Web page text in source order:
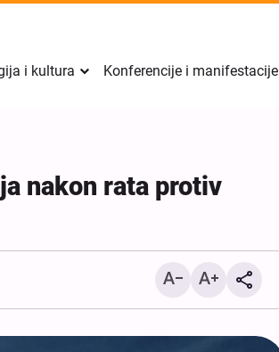
i kultura Konferencije i manifestacije
nakon rata protiv
Sigurnost Perzijskog zaljeva